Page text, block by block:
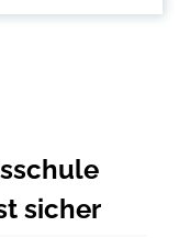
sicher